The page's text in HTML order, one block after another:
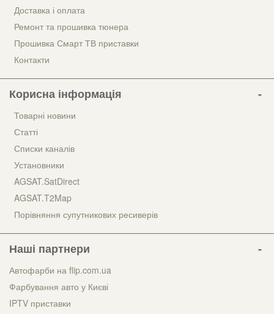
Доставка і оплата
Ремонт та прошивка тюнера
Прошивка Смарт ТВ приставки
Контакти
Корисна інформація
Товарні новини
Статті
Списки каналів
Установники
AGSAT.SatDirect
AGSAT.T2Map
Порівняння супутникових ресиверів
Наші партнери
Автофарби на flip.com.ua
Фарбування авто у Києві
IPTV приставки